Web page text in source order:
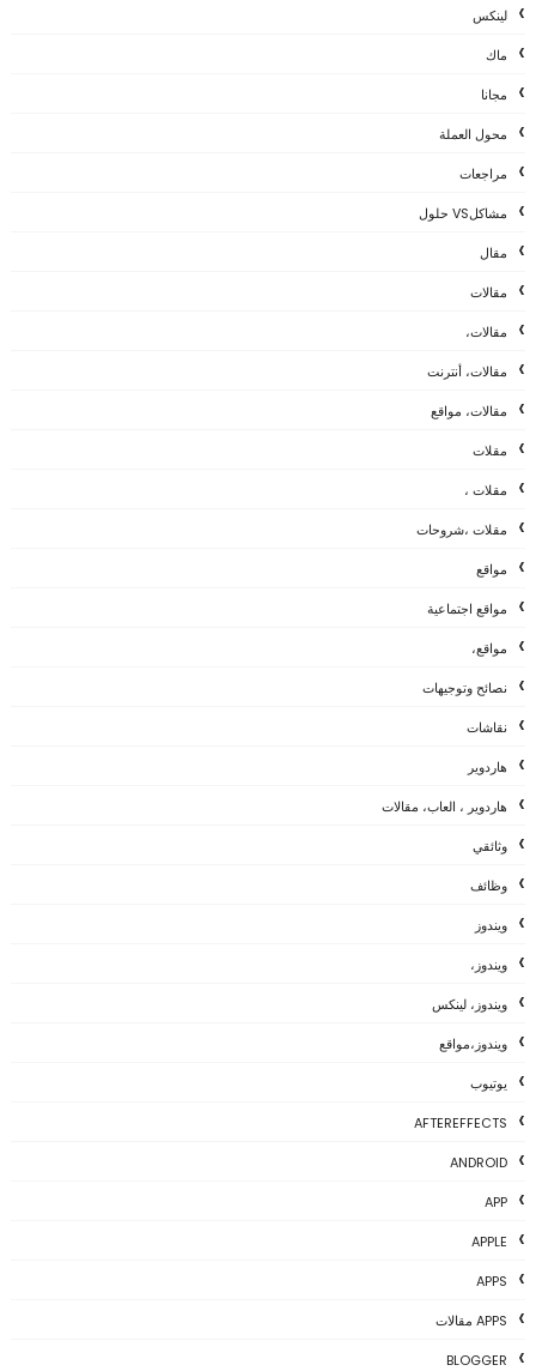
لينكس
ماك
مجانا
محول العملة
مراجعات
مشاكلVS حلول
مقال
مقالات
مقالات،
مقالات، أنترنت
مقالات، مواقع
مقلات
مقلات ،
مقلات ،شروحات
مواقع
مواقع اجتماعية
مواقع،
نصائح وتوجيهات
نقاشات
هاردوير
هاردوير ، العاب، مقالات
وثائقي
وظائف
ويندوز
ويندوز،
ويندوز، لينكس
ويندوز،مواقع
يوتيوب
AFTEREFFECTS
ANDROID
APP
APPLE
APPS
APPS مقالات
BLOGGER